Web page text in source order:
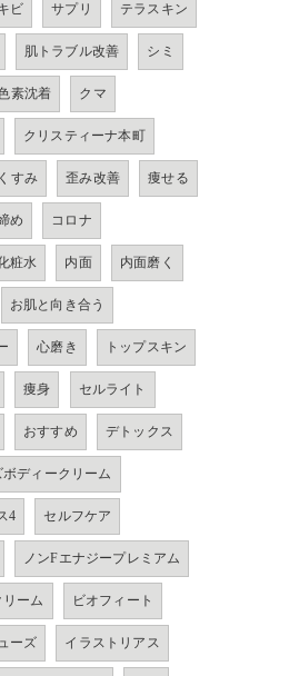
ビ サプリ テラスキン
肌トラブル改善 シミ
素沈着 クマ
クリスティーナ本町
くすみ 歪み改善 痩せる
め コロナ
粧水 内面 内面磨く
お肌と向き合う
心磨き トップスキン
痩身 セルライト
おすすめ デトックス
ボディークリーム
4 セルフケア
ノンFエナジープレミアム
ーム ビオフィート
ーズ イラストリアス